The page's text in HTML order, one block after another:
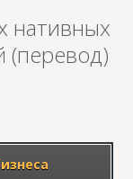
нативных
(перевод)